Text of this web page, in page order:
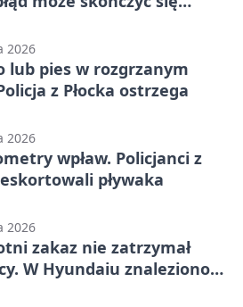
2026
lub pies w rozgrzanym
z Płocka ostrzega
2026
wpław. Policjanci z
eskortowali pływaka
2026
zakaz nie zatrzymał
W Hyundaiu znaleziono